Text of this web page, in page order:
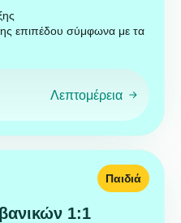
επιπέδου σύμφωνα με τα
Λεπτομέρεια
1:1
Παιδιά